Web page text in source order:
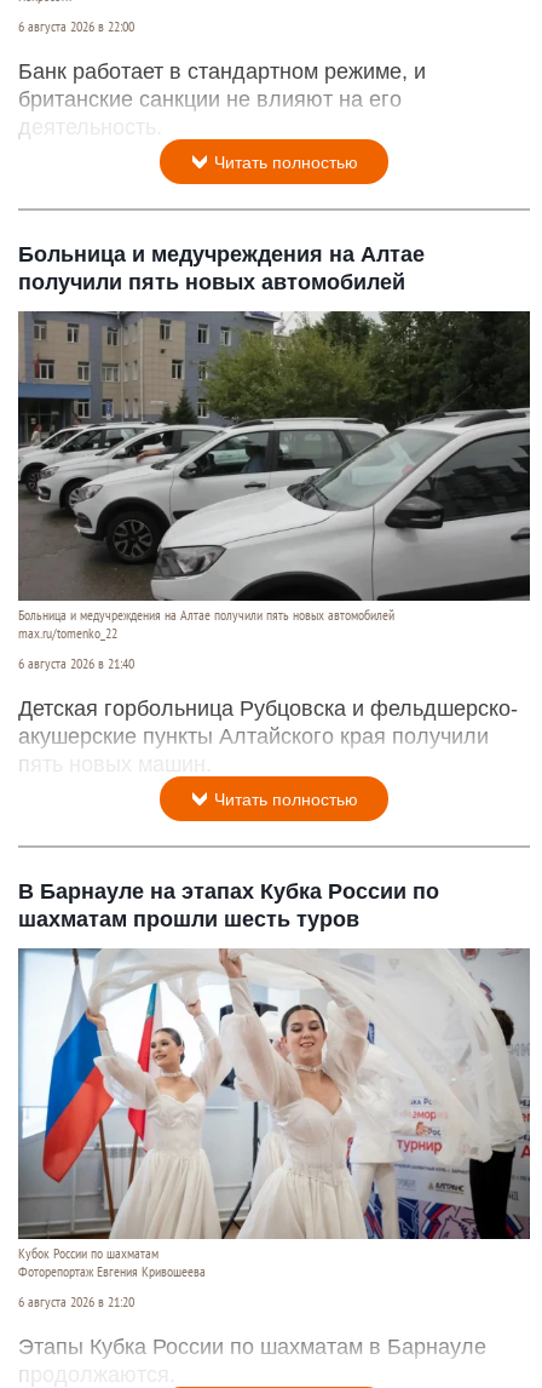
6 августа 2026 в 22:00
Банк работает в стандартном режиме, и
британские санкции не влияют на его
деятельность.
Читать полностью
Больница и медучреждения на Алтае
получили пять новых автомобилей
Больница и медучреждения на Алтае получили пять новых автомобилей
max.ru/tomenko_22
6 августа 2026 в 21:40
Детская горбольница Рубцовска и фельдшерско-
акушерские пункты Алтайского края получили
пять новых машин.
Читать полностью
В Барнауле на этапах Кубка России по
шахматам прошли шесть туров
Кубок России по шахматам
Фоторепортаж Евгения Кривошеева
6 августа 2026 в 21:20
Этапы Кубка России по шахматам в Барнауле
продолжаются.